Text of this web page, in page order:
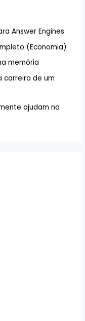
Answer Engines
(Economia)
memória
carreira de um
ajudam na